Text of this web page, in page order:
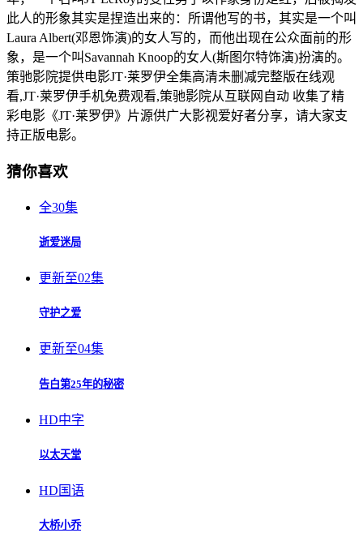
此人的形象其实是捏造出来的：所谓他写的书，其实是一个叫
Laura Albert(邓恩饰演)的女人写的，而他出现在公众面前的形
象，是一个叫Savannah Knoop的女人(斯图尔特饰演)扮演的。
策驰影院提供电影JT·莱罗伊全集高清未删减完整版在线观
看,JT·莱罗伊手机免费观看,策驰影院从互联网自动 收集了精
彩电影《JT·莱罗伊》片源供广大影视爱好者分享，请大家支
持正版电影。
猜你喜欢
全30集
逝爱迷局
更新至02集
守护之爱
更新至04集
告白第25年的秘密
HD中字
以太天堂
HD国语
大桥小乔